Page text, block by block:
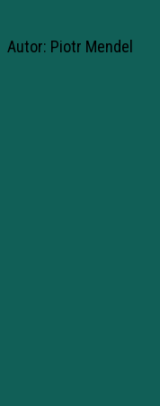
Autor: Piotr Mendel